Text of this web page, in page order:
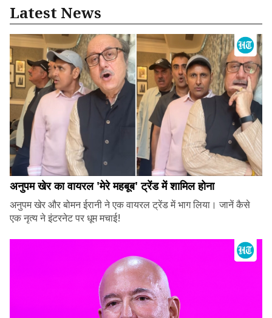
Latest News
अनुपम खेर का वायरल 'मेरे महबूब' ट्रेंड में शामिल होना
अनुपम खेर और बोमन ईरानी ने एक वायरल ट्रेंड में भाग लिया। जानें कैसे
एक नृत्य ने इंटरनेट पर धूम मचाई!